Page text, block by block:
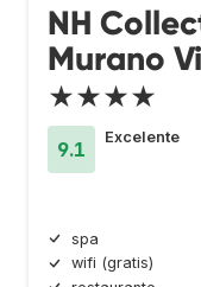
NH
Murano
★★★★
9.1
Excelente
spa
wifi (gratis)